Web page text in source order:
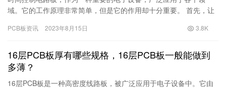
域。它的工作原理非常简单，但是它的作用却十分重要。 首先，让
时钟发…
PCB板资讯 2023年8月15日 3.8K
16层PCB板厚有哪些规格，16层PCB板一般能做到
多薄？
16层PCB板是一种高密度线路板，被广泛应用于电子设备中。它由